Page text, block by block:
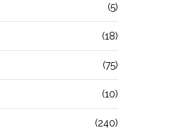
(5)
(18)
(75)
(10)
(240)